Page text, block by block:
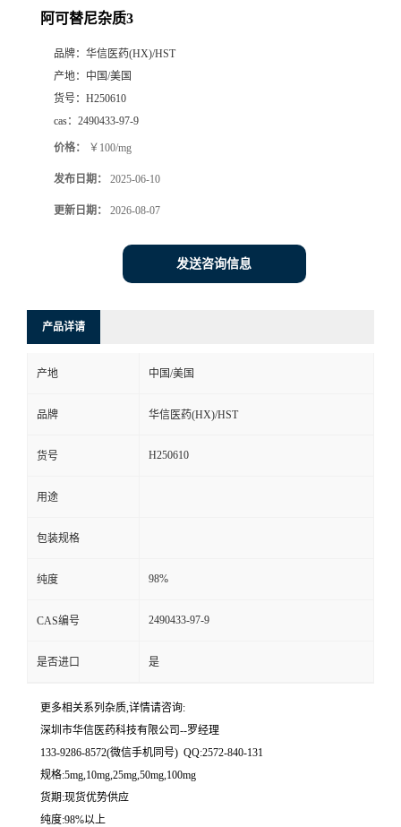
誉
方
阿可替尼杂质3
品牌： 华信医药(HX)/HST
产地： 中国/美国
货号： H250610
cas： 2490433-97-9
价格： ￥100/mg
发布日期： 2025-06-10
更新日期： 2026-08-07
发送咨询信息
产品详请
产地 中国/美国
品牌 华信医药(HX)/HST
货号 H250610
用途
包装规格
纯度 98%
CAS编号 2490433-97-9
是否进口 是
更多相关系列杂质,详情请咨询:
深圳市华信医药科技有限公司--罗经理
133-9286-8572(微信手机同号) QQ:2572-840-131
规格:5mg,10mg,25mg,50mg,100mg
货期:现货优势供应
纯度:98%以上